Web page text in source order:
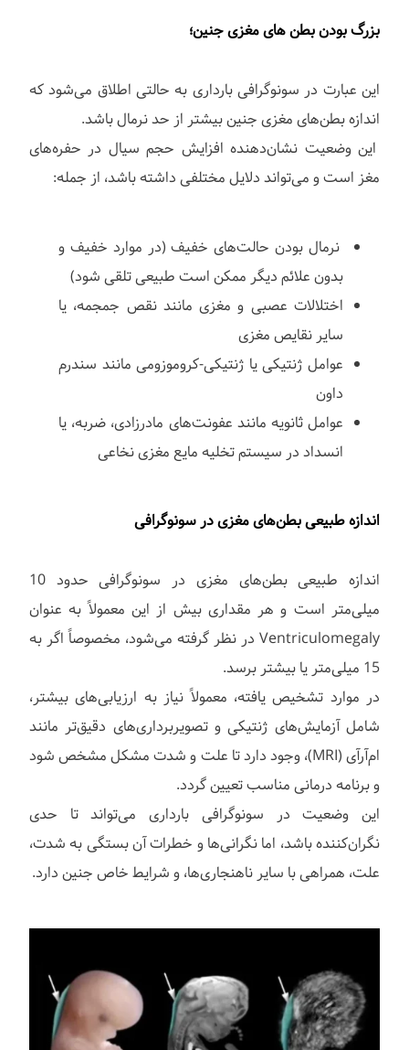
بزرگ بودن بطن های مغزی جنین؛
این عبارت در سونوگرافی بارداری به حالتی اطلاق می‌شود که
اندازه بطن‌های مغزی جنین بیشتر از حد نرمال باشد.
این وضعیت نشان‌دهنده افزایش حجم سیال در حفره‌های
مغز است و می‌تواند دلایل مختلفی داشته باشد، از جمله:
نرمال بودن حالت‌های خفیف (در موارد خفیف و
بدون علائم دیگر ممکن است طبیعی تلقی شود)
اختلالات عصبی و مغزی مانند نقص جمجمه، یا
سایر نقایص مغزی
عوامل ژنتیکی یا ژنتیکی-کروموزومی مانند سندرم
داون
عوامل ثانویه مانند عفونت‌های مادرزادی، ضربه، یا
انسداد در سیستم تخلیه مایع مغزی نخاعی
اندازه طبیعی بطن‌های مغزی در سونوگرافی
اندازه طبیعی بطن‌های مغزی در سونوگرافی حدود 10
میلی‌متر است و هر مقداری بیش از این معمولاً به عنوان
Ventriculomegaly در نظر گرفته می‌شود، مخصوصاً اگر به
15 میلی‌متر یا بیشتر برسد.
در موارد تشخیص یافته، معمولاً نیاز به ارزیابی‌های بیشتر،
شامل آزمایش‌های ژنتیکی و تصویربرداری‌های دقیق‌تر مانند
ام‌آرآی (MRI)، وجود دارد تا علت و شدت مشکل مشخص شود
و برنامه درمانی مناسب تعیین گردد.
این وضعیت در سونوگرافی بارداری می‌تواند تا حدی
نگران‌کننده باشد، اما نگرانی‌ها و خطرات آن بستگی به شدت،
علت، همراهی با سایر ناهنجاری‌ها، و شرایط خاص جنین دارد.